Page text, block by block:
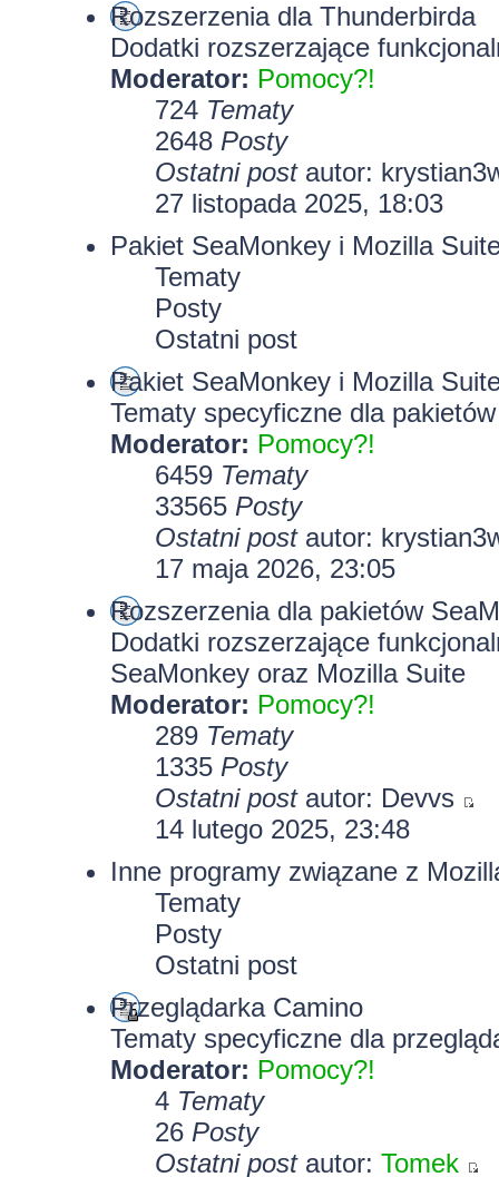
Rozszerzenia dla Thunderbirda
Dodatki rozszerzające
Moderator: Pomocy?!
724 Tematy
2648 Posty
Ostatni postautor:
27 listopada 2025, 18:03
Pakiet SeaMonkey i Mozilla
Tematy
Posty
Ostatni post
Pakiet SeaMonkey i Mozilla
Tematy specyficzne dla
Moderator: Pomocy?!
6459 Tematy
33565 Posty
Ostatni postautor:
17 maja 2026, 23:05
Rozszerzenia dla pakietów
Dodatki rozszerzające
SeaMonkey oraz Mozilla Suite
Moderator: Pomocy?!
289 Tematy
1335 Posty
Ostatni postautor: Devvs
14 lutego 2025, 23:48
Inne programy związane z
Tematy
Posty
Ostatni post
Przeglądarka Camino
Tematy specyficzne dla
Moderator: Pomocy?!
4 Tematy
26 Posty
Ostatni postautor: Tomek